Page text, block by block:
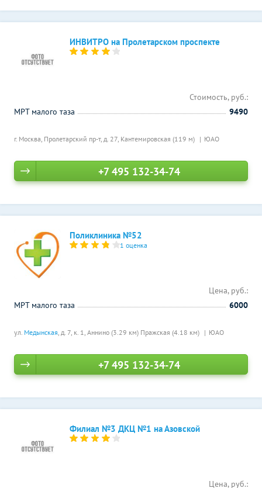
ИНВИТРО на Пролетарском проспекте
г. Москва, Пролетарский пр-т, д. 27, Кантемировская (119 м) ЮАО
Стоимость, руб.:
МРТ малого таза
9490
+7 495 132-34-74
Поликлиника №52
1 оценка
ул. Медынская, д. 7, к. 1, Аннино (3.29 км) Пражская (4.18 км) ЮАО
Цена, руб.:
МРТ малого таза
6000
+7 495 132-34-74
Филиал №3 ДКЦ №1 на Азовской
Цена, руб.: